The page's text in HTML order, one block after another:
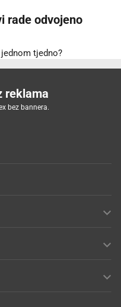
rade odvojeno
tjedno?
reklama
bez bannera.